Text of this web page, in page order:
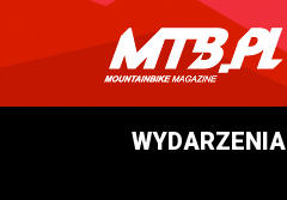
WYDARZENIA